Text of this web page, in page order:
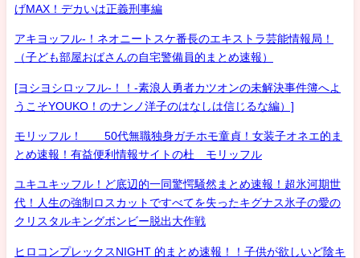
げMAX！デカいは正義刑事編
アキヨッフル-！ネオニートスケ番長のエキストラ芸能情報局！
（子ども部屋おばさんの自宅警備員的まとめ速報）
[ヨシヨシロッフル-！！-素浪人勇者カツオンの未解決事件簿へよ
うこそYOUKO！のナンノ洋子のはなしは信じるな編）]
モリッフル！ 50代無職独身ガチホモ童貞！女装子オネエ的ま
とめ速報！有益便利情報サイトの杜 モリッフル
ユキユキッフル！ど底辺的一同驚愕騒然まとめ速報！超氷河期世
代！人生の強制ロスカットですべてを失ったキグナス氷子の愛の
クリスタルキングボンビー脱出大作戦
ヒロコンプレックスNIGHT 的まとめ速報！！子供が欲しいど陰キ